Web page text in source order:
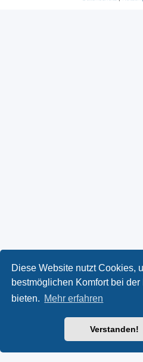
Diese Website nutzt Cookies,
bestmöglichen Komfort bei der
bieten. Mehr erfahren
Verstanden!